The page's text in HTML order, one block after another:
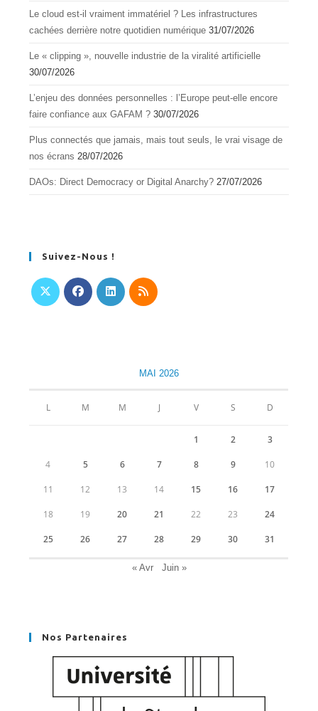
Le cloud est-il vraiment immatériel ? Les infrastructures
cachées derrière notre quotidien numérique 31/07/2026
Le « clipping », nouvelle industrie de la viralité artificielle
30/07/2026
L’enjeu des données personnelles : l’Europe peut-elle encore
faire confiance aux GAFAM ? 30/07/2026
Plus connectés que jamais, mais tout seuls, le vrai visage de
nos écrans 28/07/2026
DAOs: Direct Democracy or Digital Anarchy? 27/07/2026
Suivez-Nous !
nouvel
MAI 2026
L M M J V S D
1 2 3
4 5 6 7 8 9 10
11 12 13 14 15 16 17
18 19 20 21 22 23 24
25 26 27 28 29 30 31
« Avr Juin »
Nos Partenaires